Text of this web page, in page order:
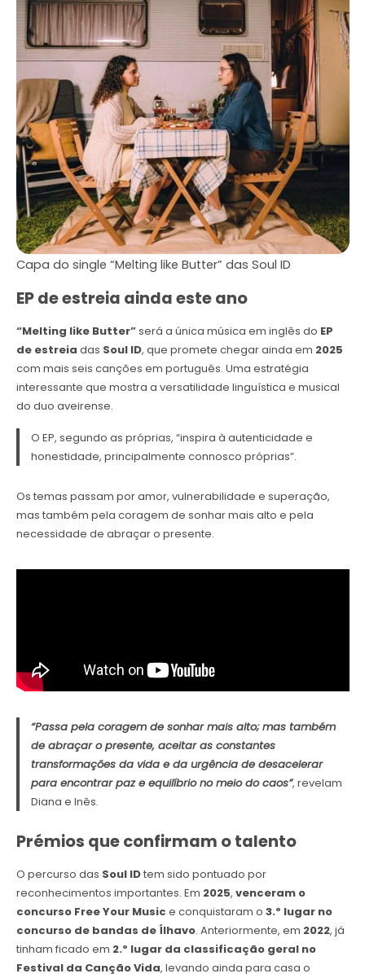
Capa do single “Melting like Butter” das Soul ID
EP de estreia ainda este ano
“Melting like Butter”será a única música em inglês do EP
de estreia das Soul ID, que promete chegar ainda em 2025
com mais seis canções em português. Uma estratégia
interessante que mostra a versatilidade linguística e musical
do duo aveirense.
O EP, segundo as próprias, “inspira à autenticidade e
honestidade, principalmente connosco próprias”.
Os temas passam por amor, vulnerabilidade e superação,
mas também pela coragem de sonhar mais alto e pela
necessidade de abraçar o presente.
“Passa pela coragem de sonhar mais alto; mas também
de abraçar o presente, aceitar as constantes
transformações da vida e da urgência de desacelerar
para encontrar paz e equilíbrio no meio do caos”, revelam
Diana e Inês.
Prémios que confirmam o talento
O percurso das Soul IDtem sido pontuado por
reconhecimentos importantes. Em 2025, venceram o
concurso Free Your Music e conquistaram o 3.º lugar no
concurso de bandas de Ílhavo. Anteriormente, em 2022, já
tinham ficado em 2.º lugar da classificação geral no
Festival da Canção Vida, levando ainda para casa o